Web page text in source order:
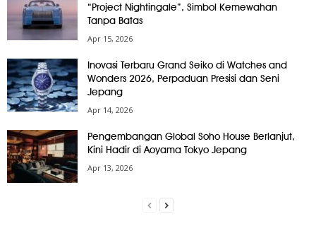
“Project Nightingale”, Simbol Kemewahan
Tanpa Batas
Apr 15, 2026
Inovasi Terbaru Grand Seiko di Watches and
Wonders 2026, Perpaduan Presisi dan Seni
Jepang
Apr 14, 2026
Pengembangan Global Soho House Berlanjut,
Kini Hadir di Aoyama Tokyo Jepang
Apr 13, 2026